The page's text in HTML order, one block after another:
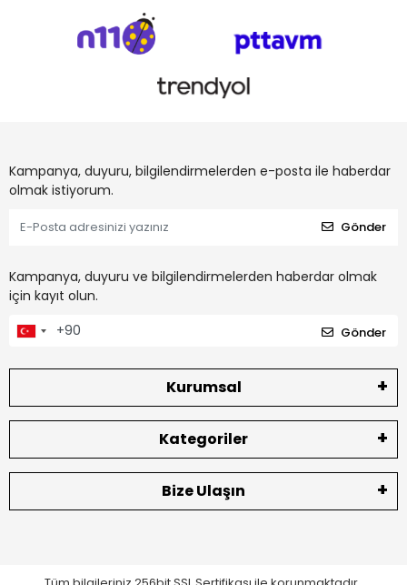
Kampanya, duyuru, bilgilendirmelerden e-posta ile haberdar
olmak istiyorum.
Gönder
Kampanya, duyuru ve bilgilendirmelerden haberdar olmak
için kayıt olun.
Gönder
Kurumsal
Kategoriler
Bize Ulaşın